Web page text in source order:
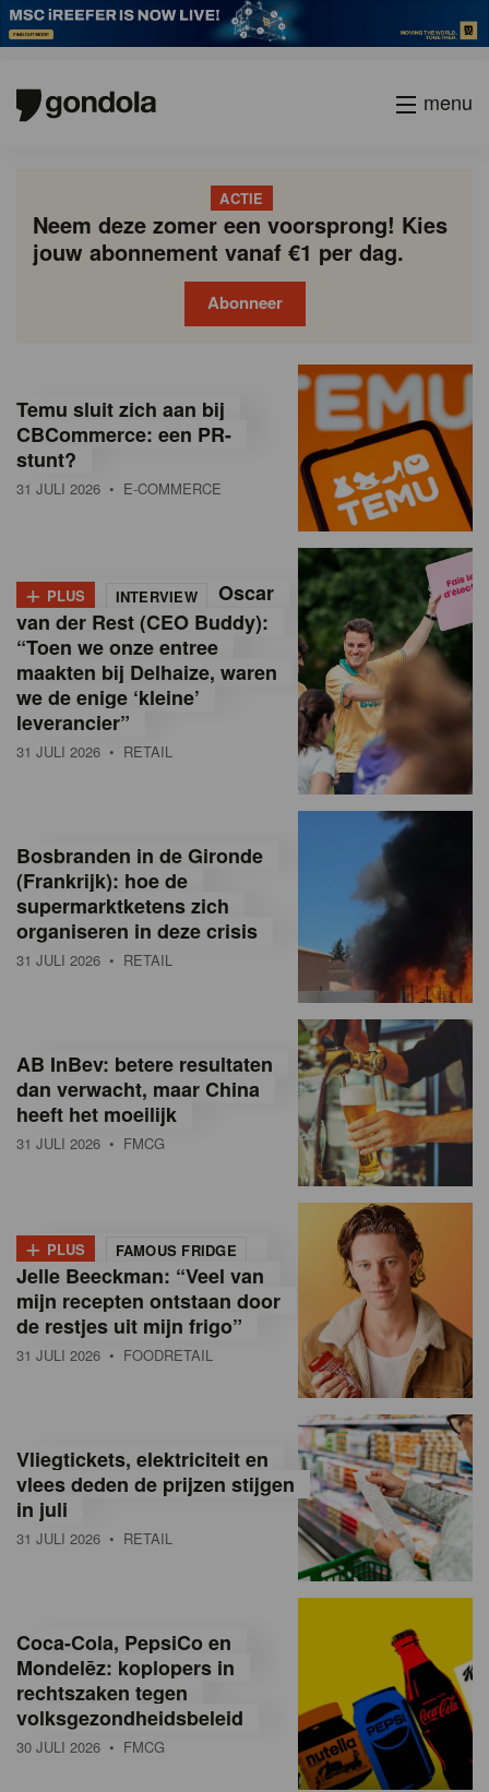
menu
ACTIE
Neem deze zomer een voorsprong! Kies
jouw abonnement vanaf €1 per dag.
Abonneer
o
n
d
a
M
a
g
a
n
e
a
n
B
e
g
ë
e
a
Temu sluit zich aan bij
CBCommerce: een PR-
stunt?
31 JULI 2026 • E-COMMERCE
+ PLUS INTERVIEW
Oscar
van der Rest (CEO Buddy):
“Toen we onze entree
maakten bij Delhaize, waren
we de enige ‘kleine’
leverancier”
31 JULI 2026 • RETAIL
Bosbranden in de Gironde
(Frankrijk): hoe de
supermarktketens zich
organiseren in deze crisis
31 JULI 2026 • RETAIL
AB InBev: betere resultaten
dan verwacht, maar China
heeft het moeilijk
31 JULI 2026 • FMCG
+ PLUS FAMOUS FRIDGE
Jelle Beeckman: “Veel van
mijn recepten ontstaan door
de restjes uit mijn frigo”
31 JULI 2026 • FOODRETAIL
Vliegtickets, elektriciteit en
vlees deden de prijzen stijgen
in juli
31 JULI 2026 • RETAIL
Coca-Cola, PepsiCo en
Mondelēz: koplopers in
rechtszaken tegen
volksgezondheidsbeleid
30 JULI 2026 • FMCG